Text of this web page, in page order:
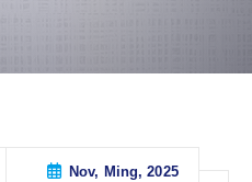
Nov, Ming, 2025